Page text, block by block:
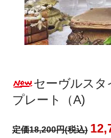
セーヴルスタ
プレート（A)
定価18,200円(税込)